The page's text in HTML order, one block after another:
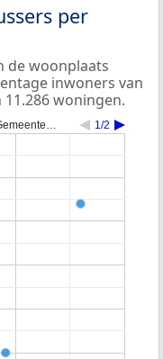
per
de woonplaats
inwoners van
11.286 woningen.
1/2